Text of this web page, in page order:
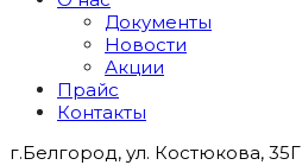
Документы
Новости
Акции
Прайс
Контакты
г.Белгород, ул. Костюкова, 35Г